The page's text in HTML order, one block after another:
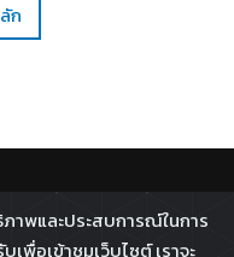
ก
Thai Television
าพและประสบการณ์ในการ
พื่อเข้าชมเว็บไซต์ เราจะ